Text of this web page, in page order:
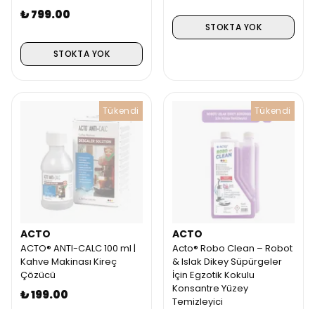
₺ 799.00
STOKTA YOK
STOKTA YOK
Tükendi
ACTO
ACTO® ANTI-CALC 100 ml |
Kahve Makinası Kireç
Çözücü
₺ 199.00
Tükendi
ACTO
Acto® Robo Clean – Robot
& Islak Dikey Süpürgeler
İçin Egzotik Kokulu
Konsantre Yüzey
Temizleyici